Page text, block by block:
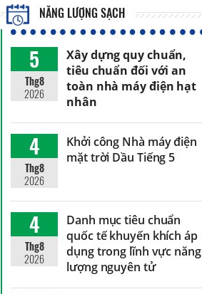
NĂNG LƯỢNG SẠCH
5
Thg8
2026
Xây dựng quy chuẩn,
tiêu chuẩn đối với an
toàn nhà máy điện hạt
nhân
4
Thg8
2026
Khởi công Nhà máy điện
mặt trời Dầu Tiếng 5
4
Thg8
2026
Danh mục tiêu chuẩn
quốc tế khuyến khích áp
dụng trong lĩnh vực năng
lượng nguyên tử